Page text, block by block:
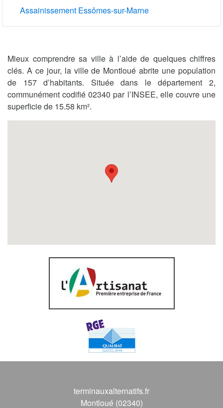
Assainissement Essômes-sur-Marne
Mieux comprendre sa ville à l’aide de quelques chiffres
clés. A ce jour, la ville de Montloué abrite une population
de 157 d’habitants. Située dans le département 2,
communément codifié 02340 par l’INSEE, elle couvre une
superficie de 15.58 km².
terminauxalternatifs.fr
Montloué (02340)